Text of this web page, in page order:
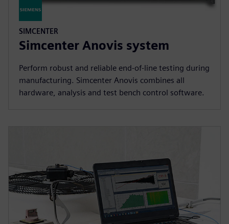
SIMCENTER
Simcenter Anovis system
Perform robust and reliable end-of-line testing during
manufacturing. Simcenter Anovis combines all
hardware, analysis and test bench control software.